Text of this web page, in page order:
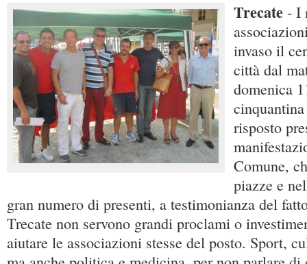
Trecate - I
invaso il
città dal
domenica
risposto
Comune,
piazze e
gran numero di presenti, a testimonianza del
Trecate non servono grandi proclami o
aiutare le associazioni stesse del posto. Sport,